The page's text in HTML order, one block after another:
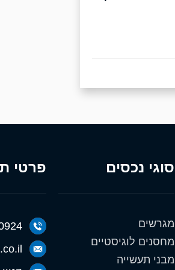
סוגי נכסים
מגרשים
מחסנים לוגיסטיים
מבני תעשייה
פרטי